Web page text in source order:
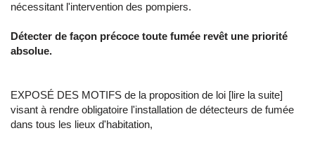
nécessitant l'intervention des pompiers.
Détecter de façon précoce toute fumée revêt une priorité
absolue.
EXPOSÉ DES MOTIFS de la proposition de loi [lire la suite]
visant à rendre obligatoire l'installation de détecteurs de fumée
dans tous les lieux d'habitation,